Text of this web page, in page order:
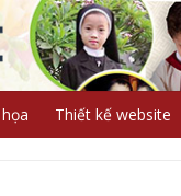
Thiết kế website